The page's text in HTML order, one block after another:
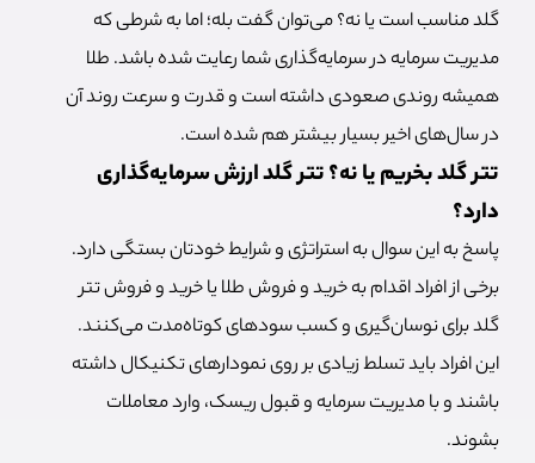
گلد مناسب است یا نه؟ می‌توان گفت بله؛ اما به شرطی که
مدیریت سرمایه در سرمایه‌گذاری شما رعایت شده باشد. طلا
همیشه روندی صعودی داشته است و قدرت و سرعت روند آن
در سال‌های اخیر بسیار بیشتر هم شده است.
تتر گلد بخریم یا نه؟ تتر گلد ارزش سرمایه‌گذاری
دارد؟
پاسخ به این سوال به استراتژی و شرایط خودتان بستگی دارد.
برخی از افراد اقدام به خرید و فروش طلا یا خرید و فروش تتر
گلد برای نوسان‌گیری و کسب سود‌های کوتاه‌مدت می‌کنند.
این افراد باید تسلط زیادی بر روی نمودارهای تکنیکال داشته
باشند و با مدیریت سرمایه و قبول ریسک، وارد معاملات
بشوند.